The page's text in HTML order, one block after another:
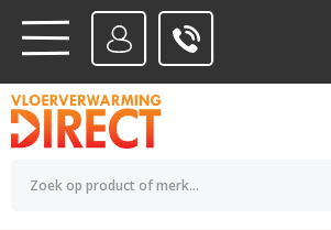
WATERSYSTEMEN
ELEKTRISCHE SYSTEMENTotaalbedrag (incl. BTW)